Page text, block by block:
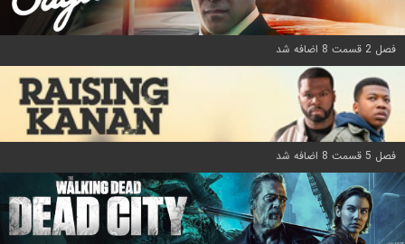
فصل 2 قسمت 8 اضافه شد
فصل 5 قسمت 8 اضافه شد